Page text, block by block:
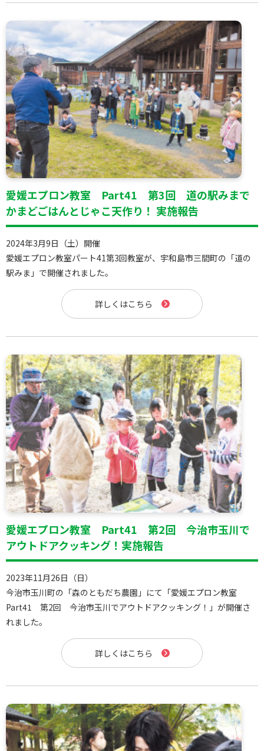
愛媛エプロン教室 Part41 第3回 道の駅みまで
かまどごはんとじゃこ天作り！ 実施報告
2024年3月9日（土）開催
愛媛エプロン教室パート41第3回教室が、宇和島市三間町の「道の
駅みま」で開催されました。
詳しくはこちら
愛媛エプロン教室 Part41 第2回 今治市玉川で
アウトドアクッキング！実施報告
2023年11月26日（日）
今治市玉川町の「森のともだち農園」にて「愛媛エプロン教室
Part41 第2回 今治市玉川でアウトドアクッキング！」が開催さ
れました。
詳しくはこちら